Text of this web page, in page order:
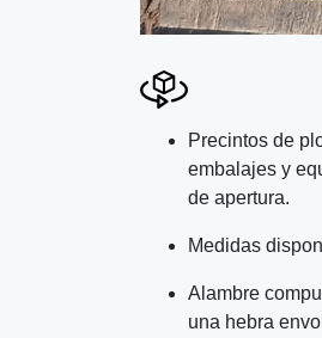
Precintos de
embalajes y
de apertura.
Medidas
Alambre
una hebra